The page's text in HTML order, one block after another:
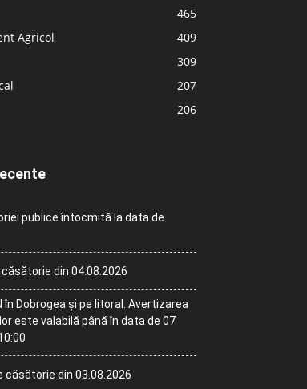
465
Agricol
409
309
207
206
publice întocmită la data de
din 04.08.2026
în Dobrogea și pe litoral. Avertizarea
este valabilă până în data de 07
căsătorie din 03.08.2026